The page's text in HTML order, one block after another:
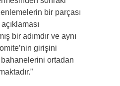
bir parçası
bir adımdır ve aynı
girişini
ortadan